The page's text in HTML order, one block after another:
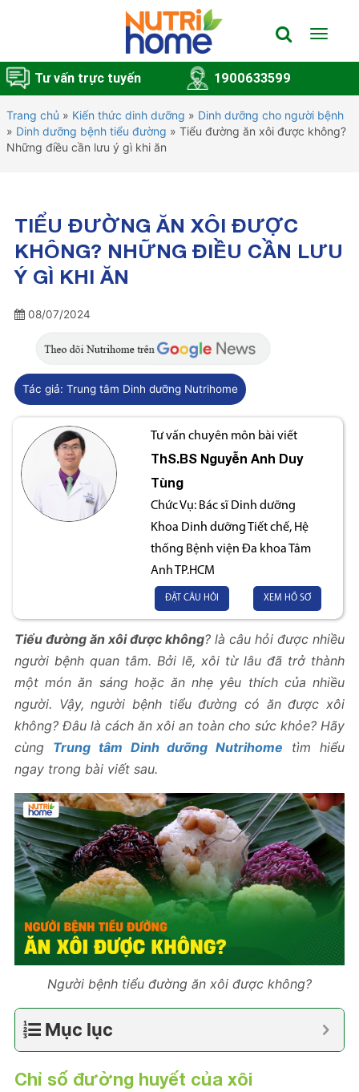
Toggle
Tư vấn trực tuyến 1900633599
Trang chủ » Kiến thức dinh dưỡng » Dinh dưỡng cho người bệnh
» Dinh dưỡng bệnh tiểu đường » Tiểu đường ăn xôi được không?
Những điều cần lưu ý gì khi ăn
TIỂU ĐƯỜNG ĂN XÔI ĐƯỢC
KHÔNG? NHỮNG ĐIỀU CẦN LƯU
Ý GÌ KHI ĂN
08/07/2024
Tác giả: Trung tâm Dinh dưỡng Nutrihome
Tư vấn chuyên môn bài viết
ThS.BS Nguyễn Anh Duy
Tùng
Chức Vụ: Bác sĩ Dinh dưỡng
Khoa Dinh dưỡng Tiết chế, Hệ
thống Bệnh viện Đa khoa Tâm
Anh TP.HCM
ĐẶT CÂU HỎI XEM HỒ SƠ
Tiểu đường ăn xôi được không? là câu hỏi được nhiều
người bệnh quan tâm. Bởi lẽ, xôi từ lâu đã trở thành
một món ăn sáng hoặc ăn nhẹ yêu thích của nhiều
người. Vậy, người bệnh tiểu đường có ăn được xôi
không? Đâu là cách ăn xôi an toàn cho sức khỏe? Hãy
cùng Trung tâm Dinh dưỡng Nutrihome tìm hiểu
ngay trong bài viết sau.
Người bệnh tiểu đường ăn xôi được không?
Mục lục
Chỉ số đường huyết của xôi